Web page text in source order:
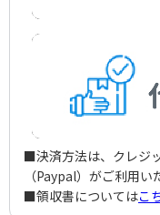
■決済方法は、クレジ
（Paypal）がご利用い
■領収書についてはこ